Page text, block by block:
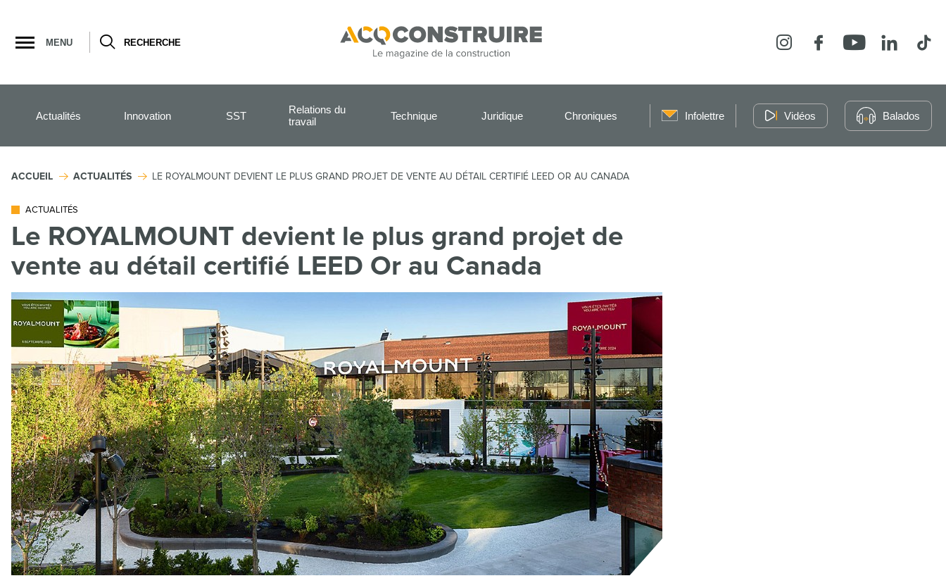
la
navigation
MENU RECHERCHE InstagramFacebookYouTubeLinkedIn
Actualités Innovation SST
Relations du
travail
Technique Juridique Chroniques Infolettre Vidéos Balados
ACCUEIL ACTUALITÉS LE ROYALMOUNT DEVIENT LE PLUS GRAND PROJET DE VENTE AU DÉTAIL CERTIFIÉ LEED OR AU CANADA
ACTUALITÉS
Le ROYALMOUNT devient le plus grand projet de
vente au détail certifié LEED Or au Canada